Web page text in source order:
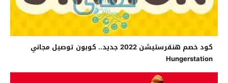
كود خصم هنقرستيشن 2022 جديد.. كوبون توصيل مجاني
Hungerstation